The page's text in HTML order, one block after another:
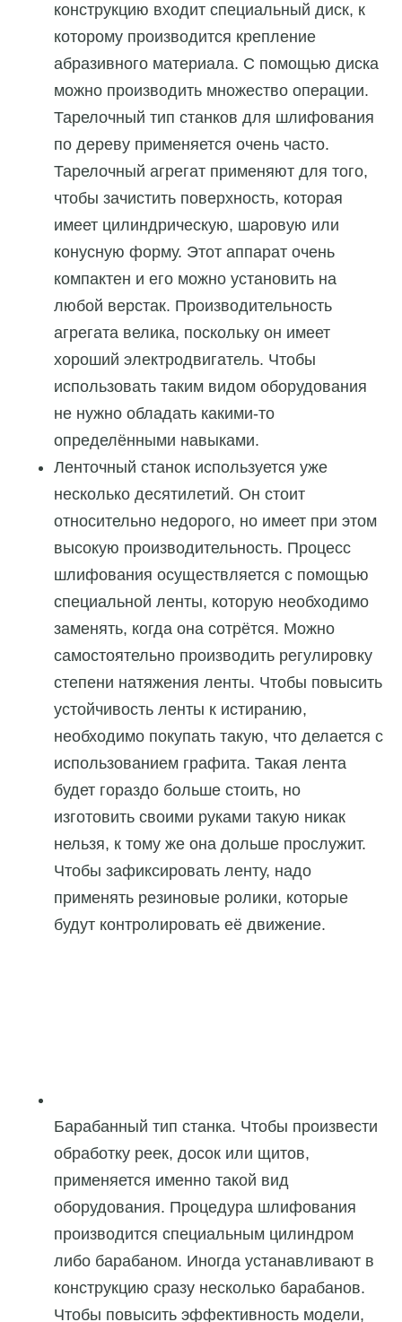
конструкцию входит специальный диск, к
которому производится крепление
абразивного материала. С помощью диска
можно производить множество операции.
Тарелочный тип станков для шлифования
по дереву применяется очень часто.
Тарелочный агрегат применяют для того,
чтобы зачистить поверхность, которая
имеет цилиндрическую, шаровую или
конусную форму. Этот аппарат очень
компактен и его можно установить на
любой верстак. Производительность
агрегата велика, поскольку он имеет
хороший электродвигатель. Чтобы
использовать таким видом оборудования
не нужно обладать какими-то
определёнными навыками.
Ленточный станок используется уже
несколько десятилетий. Он стоит
относительно недорого, но имеет при этом
высокую производительность. Процесс
шлифования осуществляется с помощью
специальной ленты, которую необходимо
заменять, когда она сотрётся. Можно
самостоятельно производить регулировку
степени натяжения ленты. Чтобы повысить
устойчивость ленты к истиранию,
необходимо покупать такую, что делается с
использованием графита. Такая лента
будет гораздо больше стоить, но
изготовить своими руками такую никак
нельзя, к тому же она дольше прослужит.
Чтобы зафиксировать ленту, надо
применять резиновые ролики, которые
будут контролировать её движение.
Барабанный тип станка. Чтобы произвести
обработку реек, досок или щитов,
применяется именно такой вид
оборудования. Процедура шлифования
производится специальным цилиндром
либо барабаном. Иногда устанавливают в
конструкцию сразу несколько барабанов.
Чтобы повысить эффективность модели,